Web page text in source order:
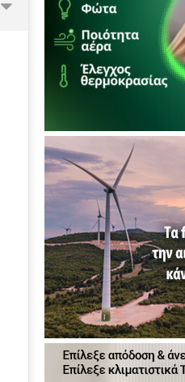
ΕΣΑΗ: Απαραίτητες οι νέες
διεθνείς διασυνδέσεις για το
2050 για κλιματικά ουδέτερη
οικονομία
31/01/2012
EnergyIn